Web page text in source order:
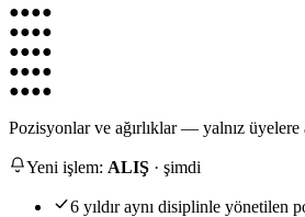
●●●●
●●●●
●●●●
●●●●
●●●●
Pozisyonlar ve ağırlıklar — yalnız üyelere
Yeni işlem: ALIŞ · şimdi
6 yıldır aynı disiplinle yönetilen